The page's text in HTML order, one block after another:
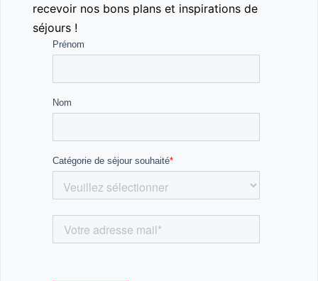
recevoir nos bons plans et inspirations de
séjours !